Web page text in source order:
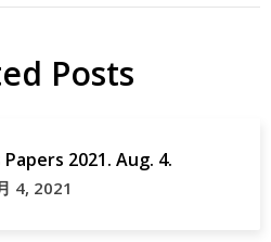
Posts
2021. Aug. 4.
4, 2021